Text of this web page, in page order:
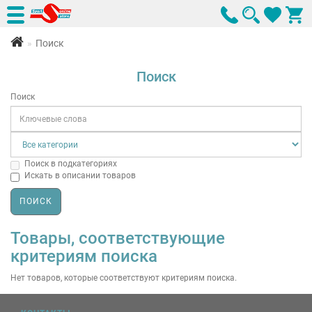
Поиск
Поиск
Поиск
Поиск в подкатегориях
Искать в описании товаров
Товары, соответствующие
критериям поиска
Нет товаров, которые соответствуют критериям поиска.